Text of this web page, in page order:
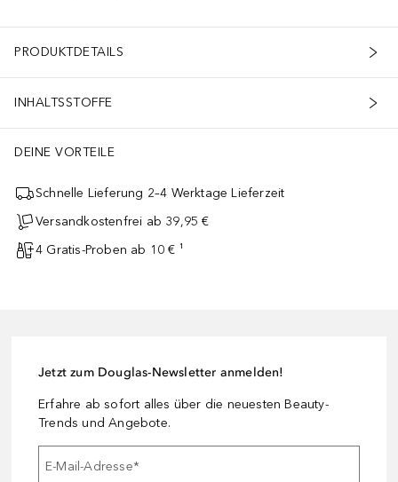
PRODUKTDETAILS
INHALTSSTOFFE
DEINE VORTEILE
Schnelle Lieferung 2–4 Werktage Lieferzeit
Versandkostenfrei ab 39,95 €
4 Gratis-Proben ab 10 € ¹
Jetzt zum Douglas-Newsletter anmelden!
Erfahre ab sofort alles über die neuesten Beauty-
Trends und Angebote.
E-Mail-Adresse*